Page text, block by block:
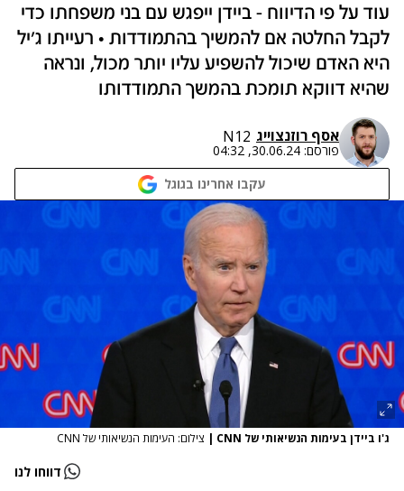
עוד על פי הדיווח - ביידן ייפגש עם בני משפחתו כדי
לקבל החלטה אם להמשיך בהתמודדות • רעייתו ג'יל
היא האדם שיכול להשפיע עליו יותר מכול, ונראה
שהיא דווקא תומכת בהמשך התמודדותו
אסף רוזנצוייג N12
פורסם: 30.06.24, 04:32
עקבו אחרינו בגוגל
ג'ו ביידן בעימות הנשיאותי של CNN | צילום: העימות הנשיאותי של CNN
דווחו לנו